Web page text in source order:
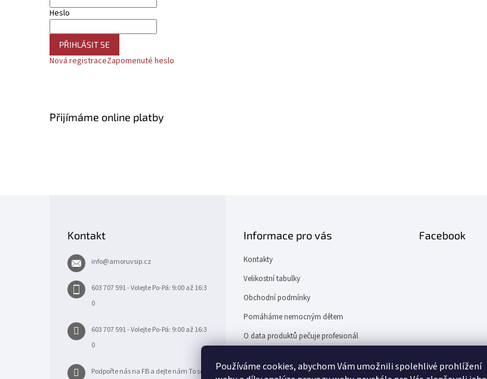
Používáme cookies, abychom Vám umožnili spolehlivé prohlížení
Heslo
PŘIHLÁSIT SE
Nová registraceZapomenuté heslo
Přijímáme online platby
Kontakt
info@amoruvsip.cz
603 707 591 - Volejte Po-Pá: 9:00 až 16:3
0
603 707 591 - Volejte Po-Pá: 9:00 až 16:3
0
Podpořte nás na FB a dejte nám To se l
Informace pro vás
Kontakty
Velikostní tabulky
Obchodní podmínky
Pomáháme nemocným dětem
O data produktů pečuje profesionál
Facebook